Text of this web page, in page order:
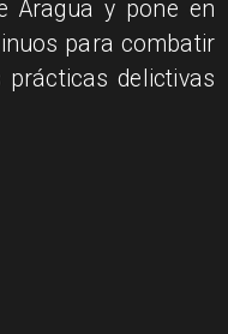
Aragua y pone en
para combatir
delictivas